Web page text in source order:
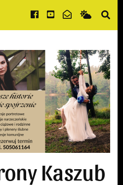
Kaszub